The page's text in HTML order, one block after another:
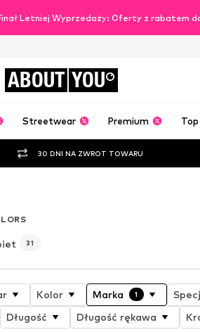
Letniej Wyprzedaży: Oferty z rabatem
ABOUT YOU
Streetwear Premium
30 DNI NA ZWROT TOWARU
31
Kolor Marka 1
Długość Długość rękawa